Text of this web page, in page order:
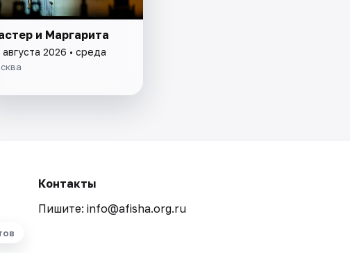
и Маргарита
августа 2026 • среда
Контакты
Пишите: info@afisha.org.ru